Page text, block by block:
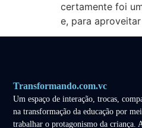
certamente foi
e, para
Transformando.com.vc
Um espaço de interação, trocas,
na transformação da educação por
trabalhar o protagonismo da criança.